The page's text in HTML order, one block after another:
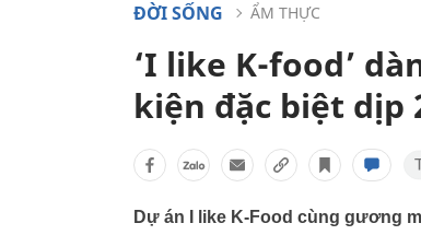
ĐỜI SỐNG ẨM THỰC
‘I like K-food’
kiện đặc biệt dịp
Dự án I like K-Food cùng gương